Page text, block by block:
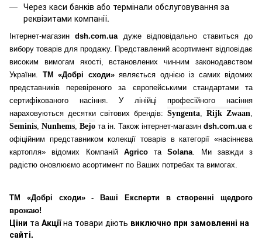
Через каси банків або термінали обслуговування за
реквізитами компанії.
Інтернет-магазинdsh.com.ua дуже відповідально ставиться до
вибору товарів для продажу. Представлений асортимент відповідає
високим вимогам якості, встановлених чинним законодавством
України. ТМ «Добрі сходи»являється однією із самих відомих
представників перевіреного за європейськими стандартами та
сертифікованого насіння. У лінійці професійного насіння
нараховуються десятки світових брендів: Syngenta Rijk Zwaan
Seminis Nunhems Bejo та ін. Також інтернет-магазин dsh.com.ua є
офіційним представником колекції товарів в категорії «насіннєва
картопля» відомих Компаній AgricoтаSolana . Ми завжди з
радістю оновлюємо асортимент по Ваших потребах та вимогах.
ТМ «Добрі сходи» - Ваші Експерти в створенні щедрого
врожаю!
Ціни та Акціїна товари діють виключно при замовленні на
сайті.